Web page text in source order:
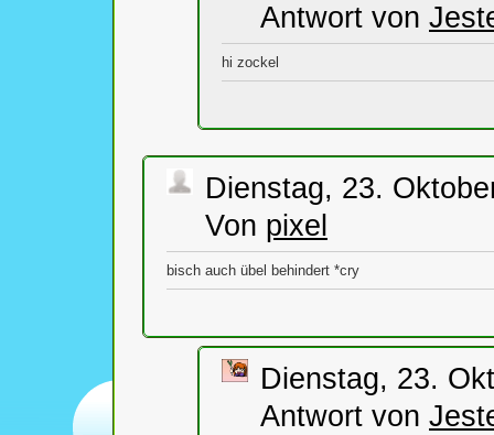
Antwort von
hi zockel
Dienstag, 23.
Von pixel
bisch auch übel behindert *cry
Dienstag, 23.
Antwort von